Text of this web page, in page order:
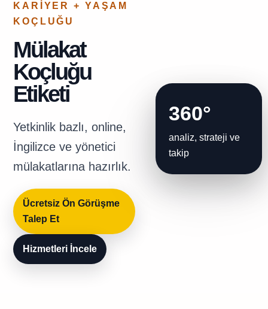
KARIYER + YAŞAM
KOÇLUĞU
Mülakat
Koçluğu
Etiketi
Yetkinlik bazlı, online,
İngilizce ve yönetici
mülakatlarına hazırlık.
Ücretsiz Ön Görüşme
Talep Et
Hizmetleri İncele
360°
analiz, strateji ve
takip